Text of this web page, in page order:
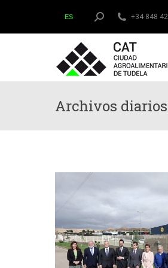
ES Buscar: +34 848
Archivos